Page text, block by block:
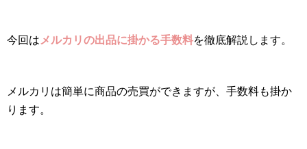
今回はメルカリの出品に掛かる手数料を徹底解説します。
メルカリは簡単に商品の売買ができますが、手数料も掛か
ります。